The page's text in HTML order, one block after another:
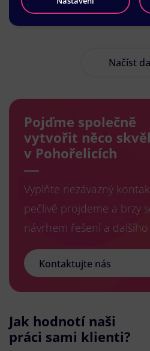
Načíst
Pojďme společně
vytvořit něco
v Pohořelicích
Vyplňte nezávazný
pečlivě projdeme a brzy
návrhem řešení a
Kontaktujte nás
Jak hodnotí naši
práci sami klienti?